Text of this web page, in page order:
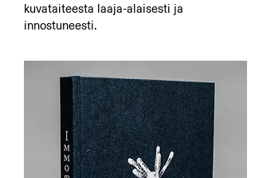
kuvataiteesta laaja-alaisesti ja
innostuneesti.